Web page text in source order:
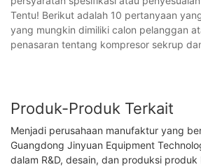
Tentu! Berikut adalah 10 pertanyaan
yang mungkin dimiliki calon pelanggan
penasaran tentang kompresor sekrup
Produk-Produk Terkait
Menjadi perusahaan manufaktur yang
Guangdong Jinyuan Equipment
dalam R&D, desain, dan produksi